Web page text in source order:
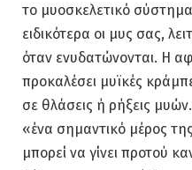
το μυοσκελετικό
ειδικότερα οι μυς σας,
όταν ενυδατώνονται. Η
προκαλέσει μυϊκές
σε θλάσεις ή ρήξεις
«ένα σημαντικό μέρος
μπορεί να γίνει προτού